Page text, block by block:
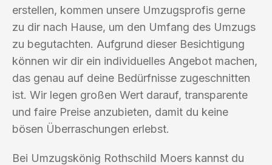
erstellen, kommen unsere Umzugsprofis gerne
zu dir nach Hause, um den Umfang des Umzugs
zu begutachten. Aufgrund dieser Besichtigung
können wir dir ein individuelles Angebot machen,
das genau auf deine Bedürfnisse zugeschnitten
ist. Wir legen großen Wert darauf, transparente
und faire Preise anzubieten, damit du keine
bösen Überraschungen erlebst.
Bei Umzugskönig Rothschild Moers kannst du